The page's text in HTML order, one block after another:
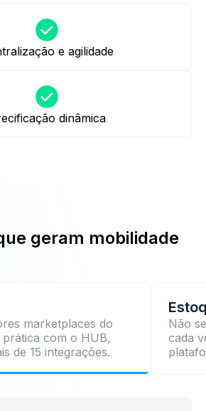
e agilidade
dinâmica
geram mobilidade
marketplaces do
com o HUB,
de 15 integrações.
Não
cada